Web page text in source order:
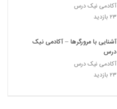
آکادمی نیک درس
۲۳ بازدید
آشنایی با مرورگرها – آکادمی نیک
درس
آکادمی نیک درس
۲۳ بازدید